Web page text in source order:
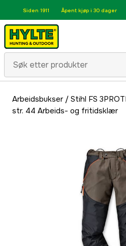
Siden 1911 Åpent kjøp i 30 dager
Arbeidsbukser/ Stihl FS
str. 44 Arbeids- og fritidsklær